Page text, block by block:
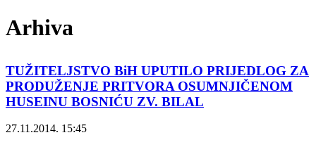
Arhiva
TUŽITELJSTVO BiH UPUTILO PRIJEDLOG ZA
PRODUŽENJE PRITVORA OSUMNJIČENOM
HUSEINU BOSNIĆU ZV. BILAL
27.11.2014. 15:45